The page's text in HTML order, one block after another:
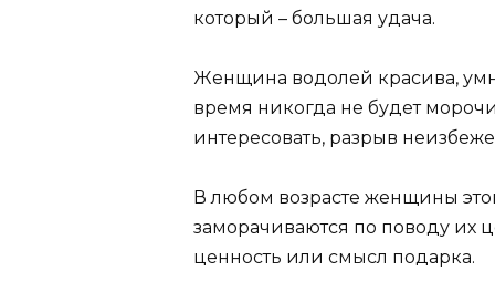
который – большая удача.
Женщина водолей красива,
время никогда не будет
интересовать, разрыв
В любом возрасте женщины
заморачиваются по поводу их
ценность или смысл подарка.